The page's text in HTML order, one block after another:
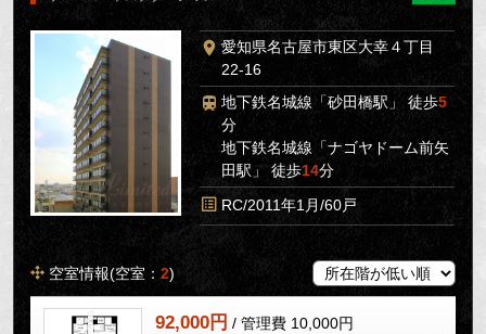
愛知県名古屋市東区大幸４丁目
22-16
地下鉄名城線「砂田橋駅」 徒歩5
分
地下鉄名城線「ナゴヤドーム前矢
田駅」 徒歩14分
RC/2011年1月/60戸
空室情報(空室：2)
92,000円 / 管理費 10,000円